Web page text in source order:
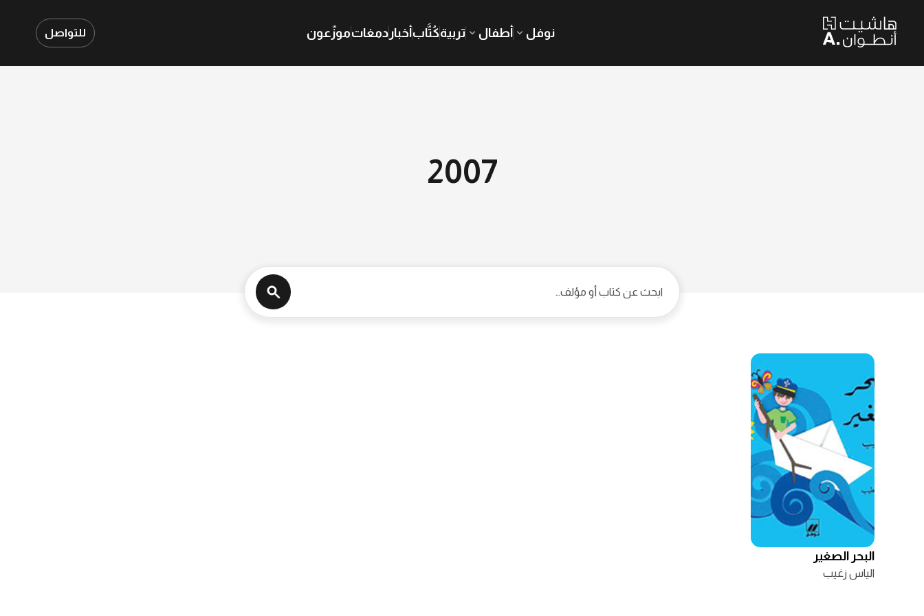
نوفل أطفال تربيةكُتَّابأخبار دمغاتموزّعون للتواصل
2007
البحر الصغير
الياس زغيب